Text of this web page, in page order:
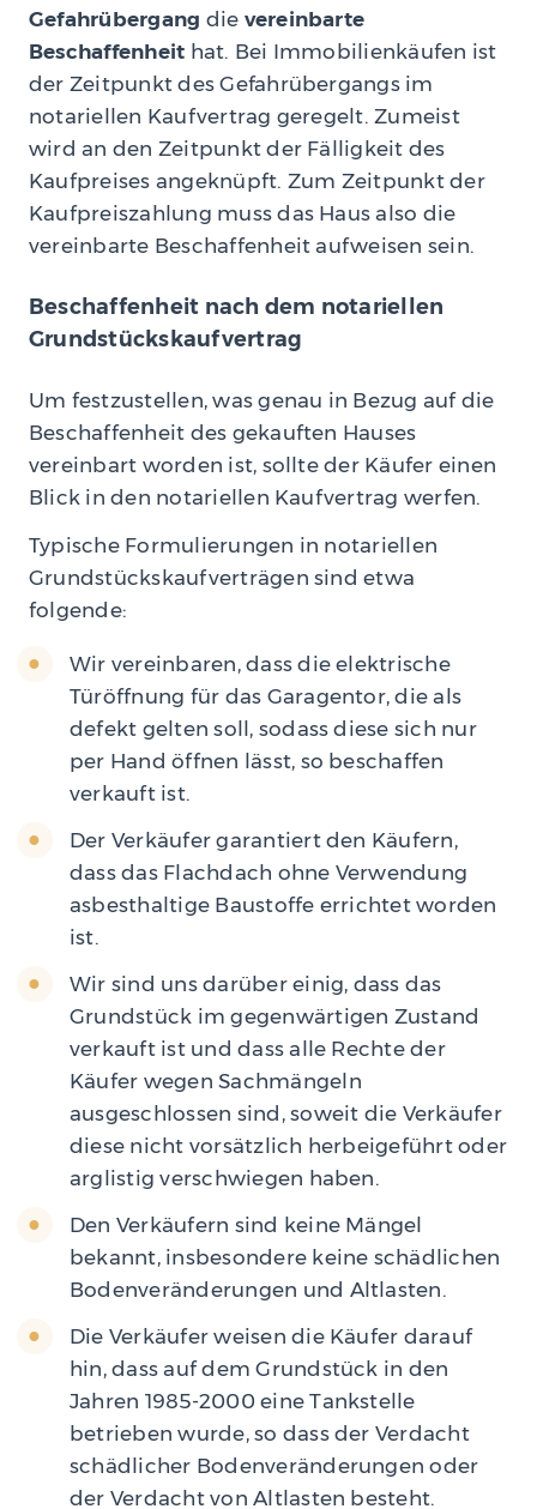
Gefahrübergang die vereinbarte
Beschaffenheit hat. Bei Immobilienkäufen ist
der Zeitpunkt des Gefahrübergangs im
notariellen Kaufvertrag geregelt. Zumeist
wird an den Zeitpunkt der Fälligkeit des
Kaufpreises angeknüpft. Zum Zeitpunkt der
Kaufpreiszahlung muss das Haus also die
vereinbarte Beschaffenheit aufweisen sein.
Beschaffenheit nach dem notariellen
Grundstückskaufvertrag
Um festzustellen, was genau in Bezug auf die
Beschaffenheit des gekauften Hauses
vereinbart worden ist, sollte der Käufer einen
Blick in den notariellen Kaufvertrag werfen.
Typische Formulierungen in notariellen
Grundstückskaufverträgen sind etwa
folgende:
Wir vereinbaren, dass die elektrische
Türöffnung für das Garagentor, die als
defekt gelten soll, sodass diese sich nur
per Hand öffnen lässt, so beschaffen
verkauft ist.
Der Verkäufer garantiert den Käufern,
dass das Flachdach ohne Verwendung
asbesthaltige Baustoffe errichtet worden
ist.
Wir sind uns darüber einig, dass das
Grundstück im gegenwärtigen Zustand
verkauft ist und dass alle Rechte der
Käufer wegen Sachmängeln
ausgeschlossen sind, soweit die Verkäufer
diese nicht vorsätzlich herbeigeführt oder
arglistig verschwiegen haben.
Den Verkäufern sind keine Mängel
bekannt, insbesondere keine schädlichen
Bodenveränderungen und Altlasten.
Die Verkäufer weisen die Käufer darauf
hin, dass auf dem Grundstück in den
Jahren 1985-2000 eine Tankstelle
betrieben wurde, so dass der Verdacht
schädlicher Bodenveränderungen oder
der Verdacht von Altlasten besteht.